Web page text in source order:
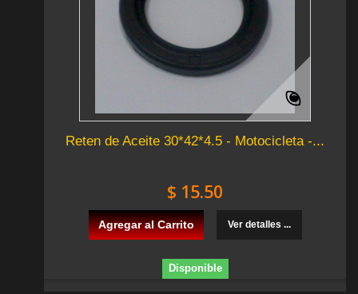
Reten de Aceite 30*42*4.5 - Motocicleta -...
$ 15.50
Agregar al Carrito Ver detalles ...
Disponible